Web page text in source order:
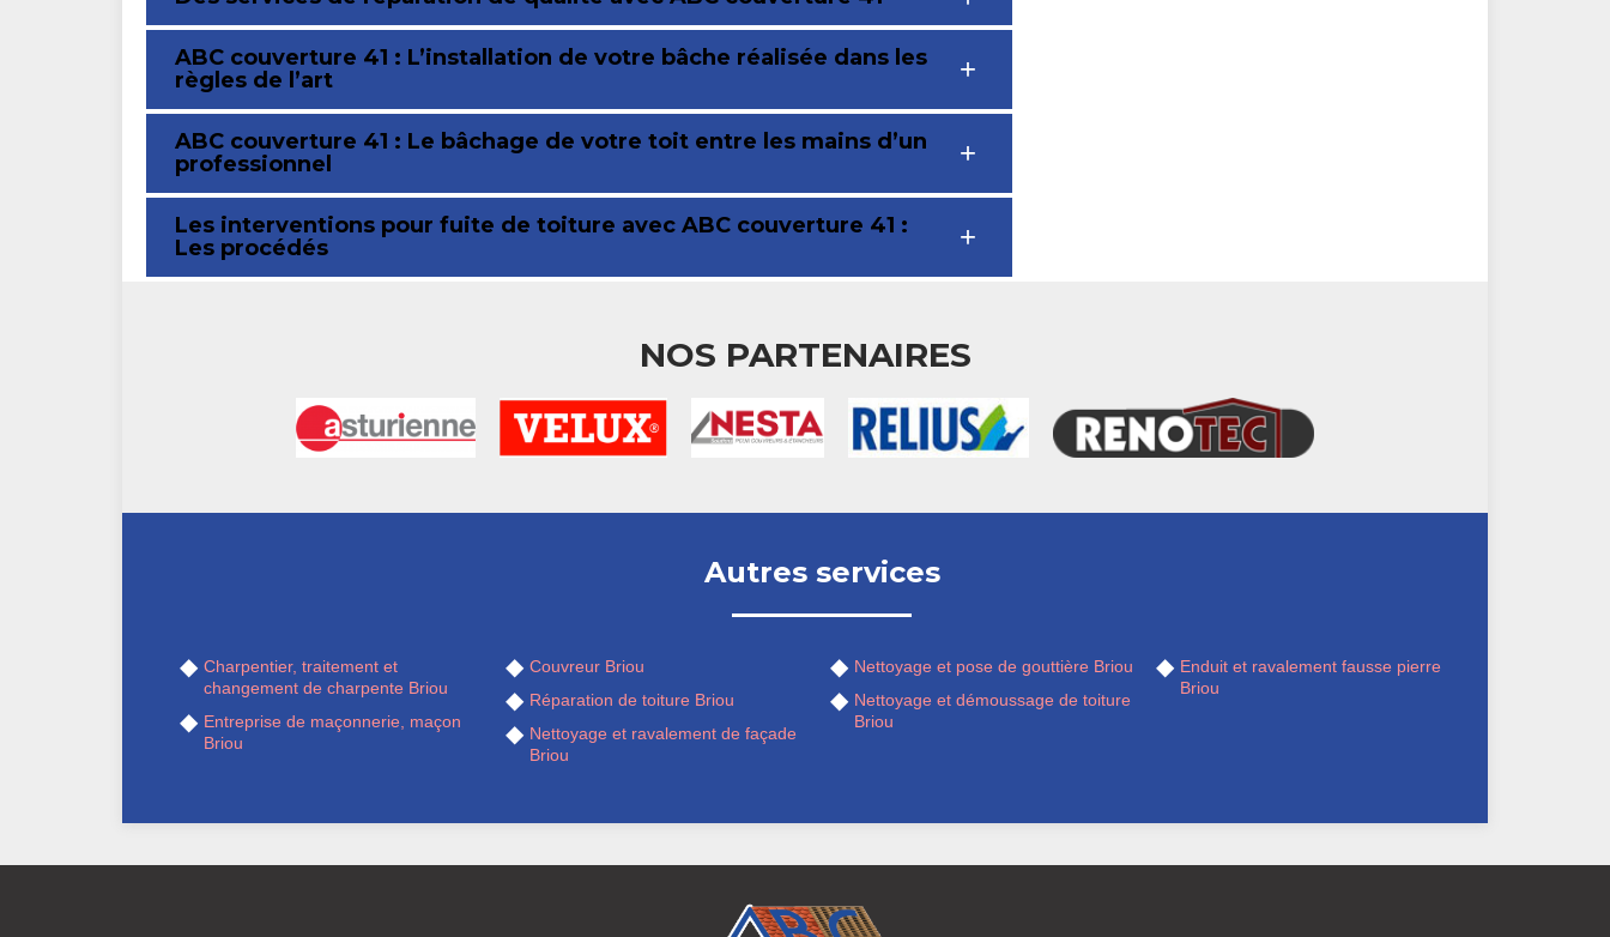
ABC couverture 41 : L’installation de votre bâche réalisée dans les
règles de l’art
ABC couverture 41 : Le bâchage de votre toit entre les mains d’un
professionnel
Les interventions pour fuite de toiture avec ABC couverture 41 :
Les procédés
NOS PARTENAIRES
Autres services
Charpentier, traitement et
changement de charpente Briou
Entreprise de maçonnerie, maçon
Briou
Couvreur Briou
Réparation de toiture Briou
Nettoyage et ravalement de façade
Briou
Nettoyage et pose de gouttière Briou
Nettoyage et démoussage de toiture
Briou
Enduit et ravalement fausse pierre
Briou